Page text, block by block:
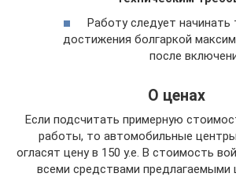
Работу следует начинать
достижения болгаркой
после
О ценах
Если подсчитать примерную
работы, то автомобильные
огласят цену в 150 у.е. В стоимость
всеми средствами предлагаемыми